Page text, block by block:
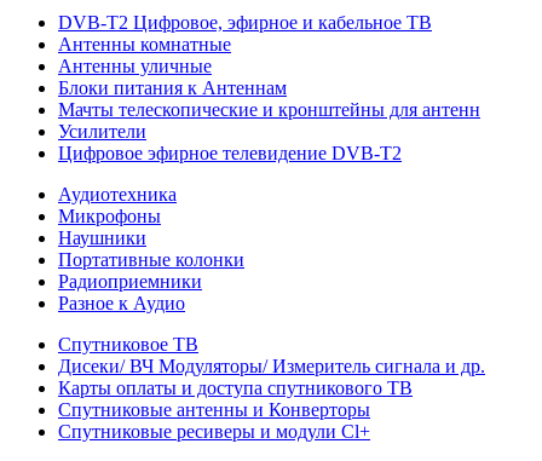
DVB-T2 Цифровое, эфирное и кабельное ТВ
Антенны комнатные
Антенны уличные
Блоки питания к Антеннам
Мачты телескопические и кронштейны для антенн
Усилители
Цифровое эфирное телевидение DVB-Т2
Аудиотехника
Микрофоны
Наушники
Портативные колонки
Радиоприемники
Разное к Аудио
Спутниковое ТВ
Дисеки/ ВЧ Модуляторы/ Измеритель сигнала и др.
Карты оплаты и доступа спутникового ТВ
Спутниковые антенны и Конверторы
Спутниковые ресиверы и модули Cl+